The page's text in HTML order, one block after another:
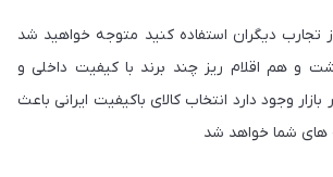
از تجارب دیگران استفاده کنید متوجه خواهید شد
و هم اقلام ریز چند برند با کیفیت داخلی و
وجود دارد انتخاب کالای باکیفیت ایرانی باعث
های شما خواهد شد